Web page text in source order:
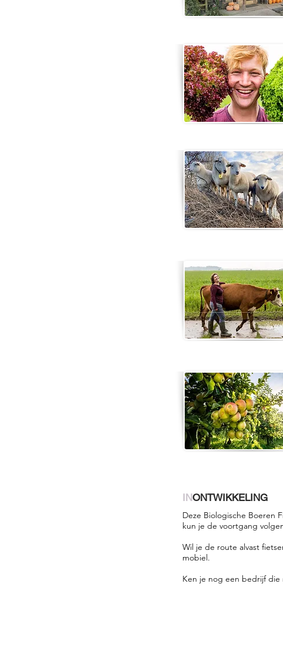
INONTWIKKELING
Deze Biologische Boeren
kun je de voortgang
Wil je de route alvast
mobiel.
Ken je nog een bedrijf